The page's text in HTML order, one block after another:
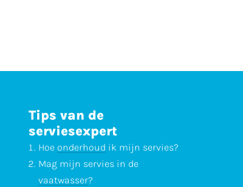
Tips van de
serviesexpert
Hoe onderhoud ik mijn servies?
Mag mijn servies in de
vaatwasser?